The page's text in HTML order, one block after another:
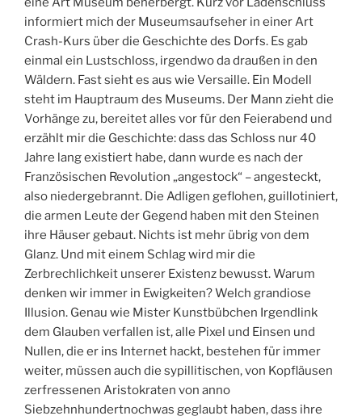
informiert mich der Museumsaufseher in einer Art
Crash-Kurs über die Geschichte des Dorfs. Es gab
einmal ein Lustschloss, irgendwo da draußen in den
Wäldern. Fast sieht es aus wie Versaille. Ein Modell
steht im Hauptraum des Museums. Der Mann zieht die
Vorhänge zu, bereitet alles vor für den Feierabend und
erzählt mir die Geschichte: dass das Schloss nur 40
Jahre lang existiert habe, dann wurde es nach der
Französischen Revolution „angestock“ – angesteckt,
also niedergebrannt. Die Adligen geflohen, guillotiniert,
die armen Leute der Gegend haben mit den Steinen
ihre Häuser gebaut. Nichts ist mehr übrig von dem
Glanz. Und mit einem Schlag wird mir die
Zerbrechlichkeit unserer Existenz bewusst. Warum
denken wir immer in Ewigkeiten? Welch grandiose
Illusion. Genau wie Mister Kunstbübchen Irgendlink
dem Glauben verfallen ist, alle Pixel und Einsen und
Nullen, die er ins Internet hackt, bestehen für immer
weiter, müssen auch die sypillitischen, von Kopfläusen
zerfressenen Aristokraten von anno
Siebzehnhundertnochwas geglaubt haben, dass ihre